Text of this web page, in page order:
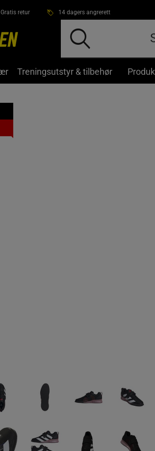
Gratis retur 14 dagers angrerett
Treningsutstyr & tilbehør